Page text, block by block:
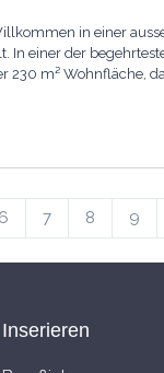
in einer
In einer der
m² Wohnfläche,
6 7 8 9
Inserieren